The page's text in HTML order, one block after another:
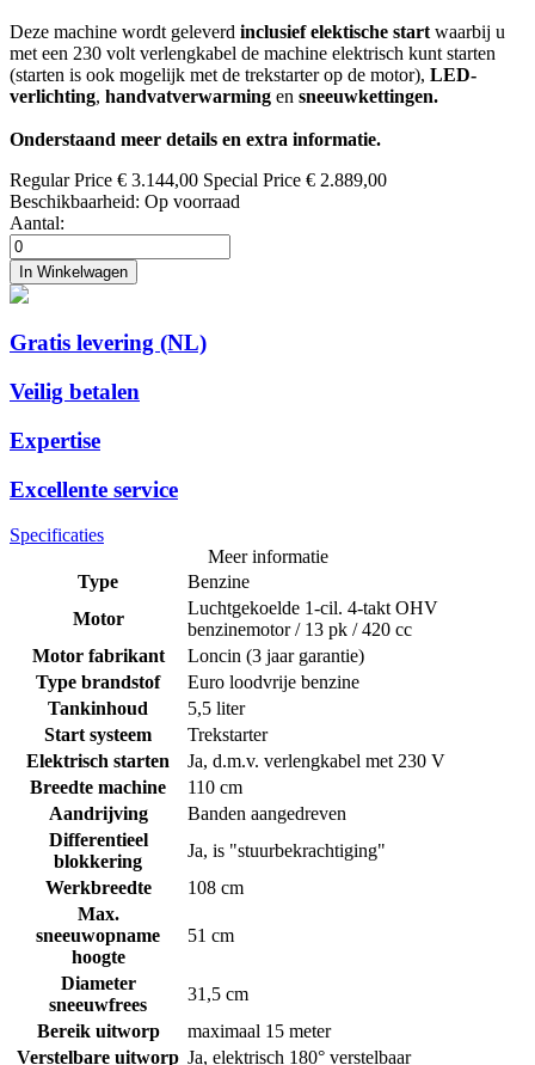
Deze machine wordt geleverd inclusief elektische start waarbij u
met een 230 volt verlengkabel de machine elektrisch kunt starten
(starten is ook mogelijk met de trekstarter op de motor), LED-
verlichting, handvatverwarming en sneeuwkettingen.
Onderstaand meer details en extra informatie.
Regular Price € 3.144,00 Special Price € 2.889,00
Beschikbaarheid: Op voorraad
Aantal:
In Winkelwagen
Gratis levering (NL)
Veilig betalen
Expertise
Excellente service
Specificaties
Meer informatie
Type
Benzine
Motor
Luchtgekoelde 1-cil. 4-takt OHV
benzinemotor / 13 pk / 420 cc
Motor fabrikant
Loncin (3 jaar garantie)
Type brandstof
Euro loodvrije benzine
Tankinhoud
5,5 liter
Start systeem
Trekstarter
Elektrisch starten
Ja, d.m.v. verlengkabel met 230 V
Breedte machine
110 cm
Aandrijving
Banden aangedreven
Differentieel
blokkering
Ja, is "stuurbekrachtiging"
Werkbreedte
108 cm
Max.
sneeuwopname
hoogte
51 cm
Diameter
sneeuwfrees
31,5 cm
Bereik uitworp
maximaal 15 meter
Verstelbare uitworp Ja, elektrisch 180° verstelbaar